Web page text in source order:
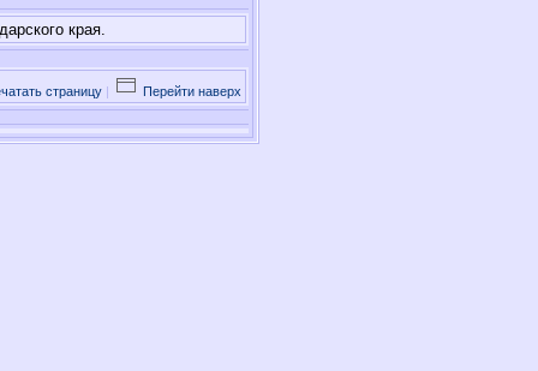
края.
страницу | Перейти наверх